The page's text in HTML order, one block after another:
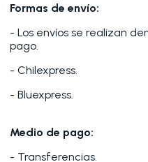
Formas de envío:
- Los envíos se realizan
pago.
- Chilexpress.
- Bluexpress.
Medio de pago:
- Transferencias.